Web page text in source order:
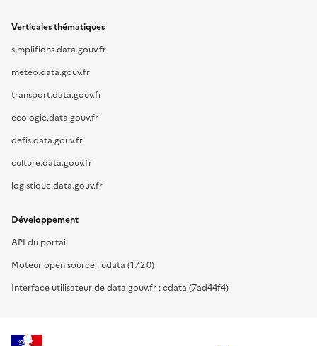
Verticales thématiques
simplifions.data.gouv.fr
meteo.data.gouv.fr
transport.data.gouv.fr
ecologie.data.gouv.fr
defis.data.gouv.fr
culture.data.gouv.fr
logistique.data.gouv.fr
Développement
API du portail
Moteur open source : udata (17.2.0)
Interface utilisateur de data.gouv.fr : cdata (7ad44f4)